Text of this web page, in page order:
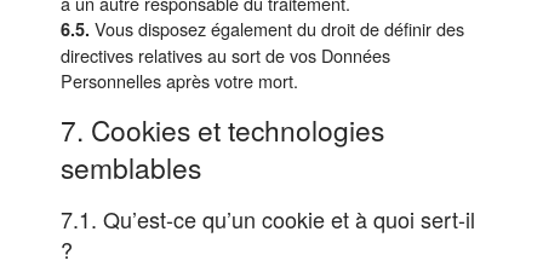
6.5. Vous disposez également du droit de définir des
directives relatives au sort de vos Données
Personnelles après votre mort.
7. Cookies et technologies
semblables
7.1. Qu’est-ce qu’un cookie et à quoi sert-il
?